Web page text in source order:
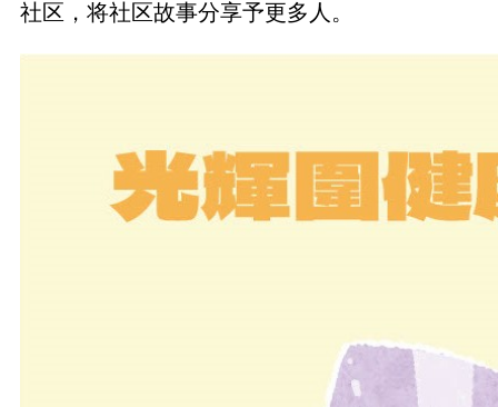
社区，将社区故事分享予更多人。